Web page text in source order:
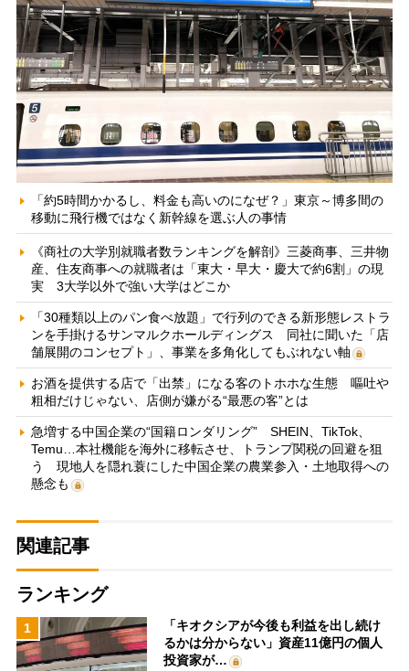
「約5時間かかるし、料金も高いのになぜ？」東京～博多間の
移動に飛行機ではなく新幹線を選ぶ人の事情
《商社の大学別就職者数ランキングを解剖》三菱商事、三井物
産、住友商事への就職者は「東大・早大・慶大で約6割」の現
実 3大学以外で強い大学はどこか
「30種類以上のパン食べ放題」で行列のできる新形態レストラ
ンを手掛けるサンマルクホールディングス 同社に聞いた「店
舗展開のコンセプト」、事業を多角化してもぶれない軸
お酒を提供する店で「出禁」になる客のトホホな生態 嘔吐や
粗相だけじゃない、店側が嫌がる“最悪の客”とは
急増する中国企業の“国籍ロンダリング” SHEIN、TikTok、
Temu…本社機能を海外に移転させ、トランプ関税の回避を狙
う 現地人を隠れ蓑にした中国企業の農業参入・土地取得への
懸念も
関連記事
ランキング
1
「キオクシアが今後も利益を出し続け
るかは分からない」資産11億円の個人
投資家が…